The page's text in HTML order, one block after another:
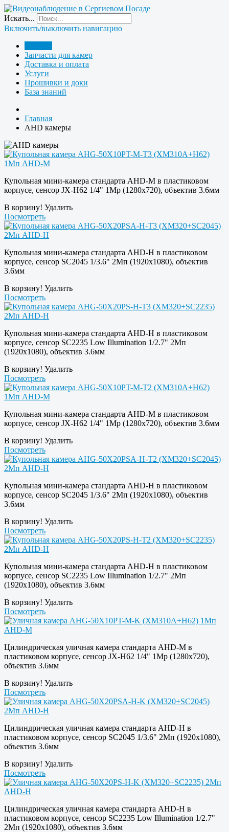
Искать...
Включить/выключить навигацию
Запчасти для камер
Доставка и оплата
Услуги
Прошивки и доки
База знаний
Главная
AHD камеры
Купольная мини-камера стандарта AHD-M в пластиковом
корпусе, сенсор JX-H62 1/4" 1Mp (1280х720), объектив 3.6мм
В корзину! Удалить
Посмотреть
Купольная мини-камера стандарта AHD-H в пластиковом
корпусе, сенсор SC2045 1/3.6" 2Мп (1920х1080), объектив
3.6мм
В корзину! Удалить
Посмотреть
Купольная мини-камера стандарта AHD-H в пластиковом
корпусе, сенсор SC2235 Low Illumination 1/2.7" 2Мп
(1920х1080), объектив 3.6мм
В корзину! Удалить
Посмотреть
Купольная мини-камера стандарта AHD-M в пластиковом
корпусе, сенсор JX-H62 1/4" 1Mp (1280х720), объектив 3.6мм
В корзину! Удалить
Посмотреть
Купольная мини-камера стандарта AHD-H в пластиковом
корпусе, сенсор SC2045 1/3.6" 2Мп (1920х1080), объектив
3.6мм
В корзину! Удалить
Посмотреть
Купольная мини-камера стандарта AHD-H в пластиковом
корпусе, сенсор SC2235 Low Illumination 1/2.7" 2Мп
(1920х1080), объектив 3.6мм
В корзину! Удалить
Посмотреть
Цилиндрическая уличная камера стандарта AHD-M в
пластиковом корпусе, сенсор JX-H62 1/4" 1Mp (1280х720),
объектив 3.6мм
В корзину! Удалить
Посмотреть
Цилиндрическая уличная камера стандарта AHD-H в
пластиковом корпусе, сенсор SC2045 1/3.6" 2Мп (1920х1080),
объектив 3.6мм
В корзину! Удалить
Посмотреть
Цилиндрическая уличная камера стандарта AHD-H в
пластиковом корпусе, сенсор SC2235 Low Illumination 1/2.7"
2Мп (1920х1080), объектив 3.6мм